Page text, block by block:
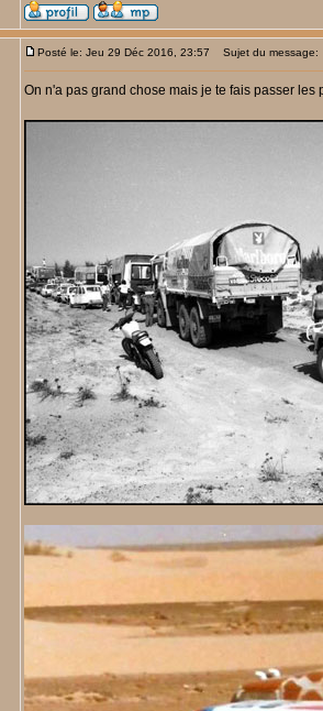
Posté le: Jeu 29 Déc 2016, 23:57 Sujet du message:
On n'a pas grand chose mais je te fais passer les